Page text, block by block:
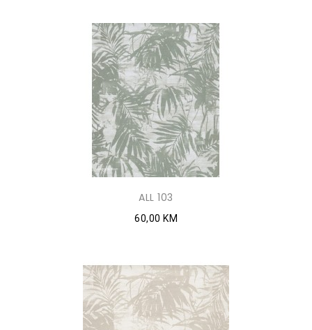
ALL 103
60,00 KM